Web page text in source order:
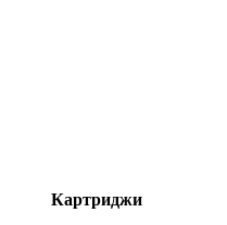
Картриджи